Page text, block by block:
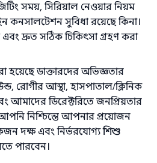
সময়, সিরিয়াল নেওয়ার নিয়ম
সুবিধা রয়েছে কিনা।
দ্রুত সঠিক চিকিৎসা গ্রহণ করা
হয়েছে ডাক্তারদের অভিজ্ঞতার
রোগীর আস্থা, হাসপাতাল/ক্লিনিক
আমাদের ডিরেক্টরিতে জনপ্রিয়তার
নিশ্চিন্তে আপনার প্রয়োজন
দক্ষ এবং নির্ভরযোগ্যশিশু
পারবেন।